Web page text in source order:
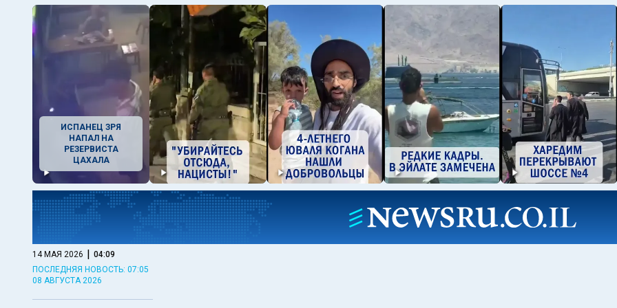
ИСПАНЕЦ ЗРЯ
НАПАЛ НА
РЕЗЕРВИСТА
ЦАХАЛА
14 МАЯ 2026 | 04:09
ПОСЛЕДНЯЯ НОВОСТЬ: 07:05
08 АВГУСТА 2026